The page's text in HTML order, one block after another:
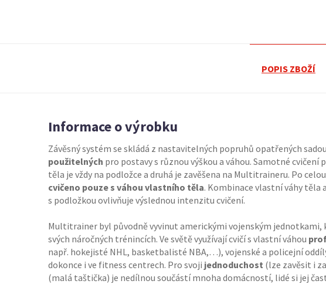
POPIS ZBOŽÍ
Informace o výrobku
Závěsný systém se skládá z nastavitelných popruhů opatřených
použitelných pro postavy s různou výškou a váhou. Samotné cvičení
těla je vždy na podložce a druhá je zavěšena na Multitraineru. Po
cvičeno pouze s váhou vlastního těla. Kombinace vlastní váhy těla
s podložkou ovlivňuje výslednou intenzitu cvičení.
Multitrainer byl původně vyvinut americkými vojenským jednotkami,
svých náročných trénincích. Ve světě využívají cvičí s vlastní váhou
např. hokejisté NHL, basketbalisté NBA,…), vojenské a policejní
dokonce i ve fitness centrech. Pro svoji jednoduchost (lze zavěsit i
(malá taštička) je nedílnou součástí mnoha domácností, lidé si jej